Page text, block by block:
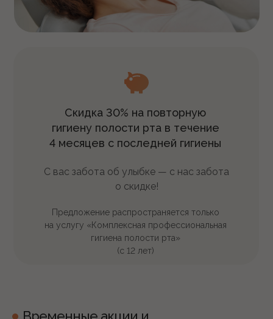
Скидка 30% на повторную
гигиену полости рта в течение
4 месяцев с последней гигиены
С вас забота об улыбке — с нас забота
о скидке!
Предложение распространяется только
на услугу «Комплексная профессиональная
гигиена полости рта»
(с 12 лет)